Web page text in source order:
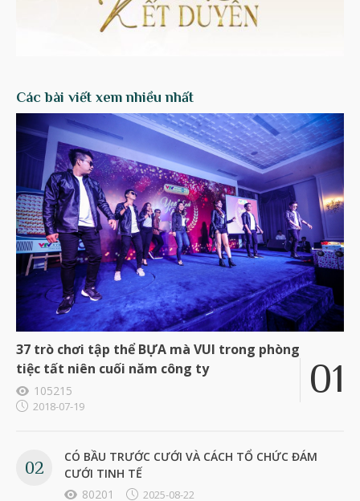
Các bài viết xem nhiều nhất
37 trò chơi tập thể BỰA mà VUI trong phòng
tiệc tất niên cuối năm công ty
105215
2018-07-19
CÓ BẦU TRƯỚC CƯỚI VÀ CÁCH TỔ CHỨC ĐÁM
CƯỚI TINH TẾ
80201
2025-08-22